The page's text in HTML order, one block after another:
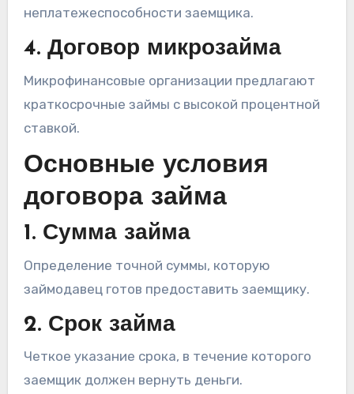
неплатежеспособности заемщика.
4. Договор микрозайма
Микрофинансовые организации предлагают
краткосрочные займы с высокой процентной
ставкой.
Основные условия
договора займа
1. Сумма займа
Определение точной суммы, которую
займодавец готов предоставить заемщику.
2. Срок займа
Четкое указание срока, в течение которого
заемщик должен вернуть деньги.